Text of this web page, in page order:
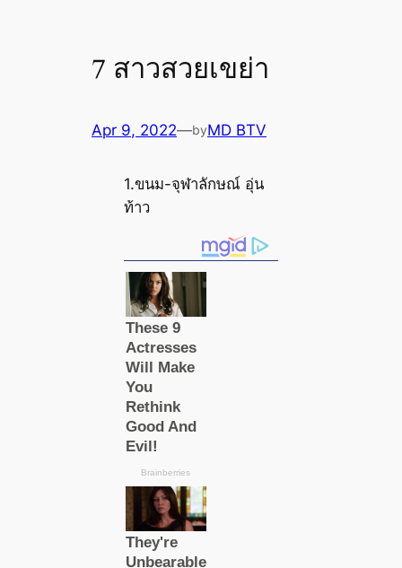
7 สาวสวยเขย่า
Apr 9, 2022—byMD BTV
1.ขนม-จุฬาลักษณ์ อุ่น
ท้าว